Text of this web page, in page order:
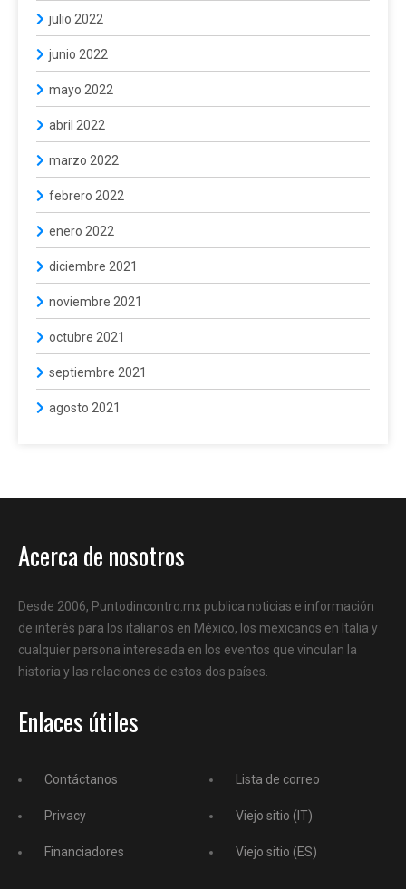
julio 2022
junio 2022
mayo 2022
abril 2022
marzo 2022
febrero 2022
enero 2022
diciembre 2021
noviembre 2021
octubre 2021
septiembre 2021
agosto 2021
Acerca de nosotros
Desde 2006, Puntodincontro.mx publica noticias e información
de interés para los italianos en México, los mexicanos en Italia y
cualquier persona interesada en los eventos que vinculan la
historia y las relaciones de estos dos países.
Enlaces útiles
Contáctanos
Privacy
Financiadores
Lista de correo
Viejo sitio (IT)
Viejo sitio (ES)